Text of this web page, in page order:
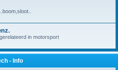
in motorsport
- Info